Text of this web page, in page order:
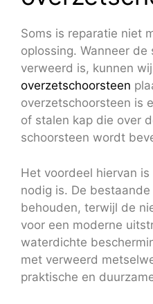
Soms is reparatie niet
oplossing. Wanneer
verweerd is, kunnen
overzetschoorsteen
overzetschoorsteen is
of stalen kap die over
schoorsteen wordt
Het voordeel hiervan
nodig is. De
behouden, terwijl de
voor een moderne
waterdichte
met verweerd
praktische en